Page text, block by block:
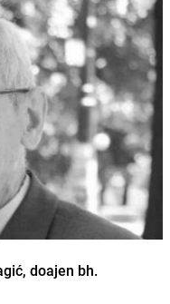
doajen bh.